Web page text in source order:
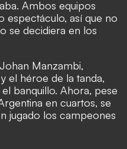
Ambos equipos
espectáculo, así que no
se decidiera en los
Manzambi,
el héroe de la tanda,
banquillo. Ahora, pese
en cuartos, se
jugado los campeones